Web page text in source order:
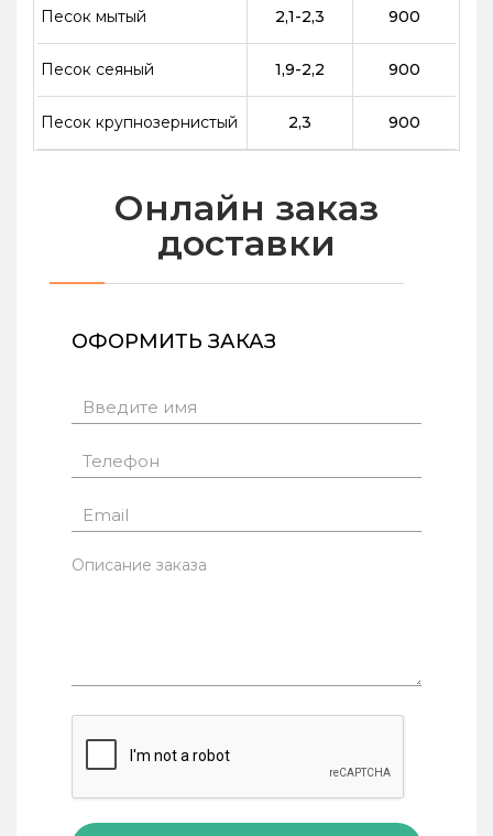
Песок мытый 2,1-2,3 900
Песок сеяный 1,9-2,2 900
Песок крупнозернистый 2,3 900
Онлайн заказ
доставки
ОФОРМИТЬ ЗАКАЗ